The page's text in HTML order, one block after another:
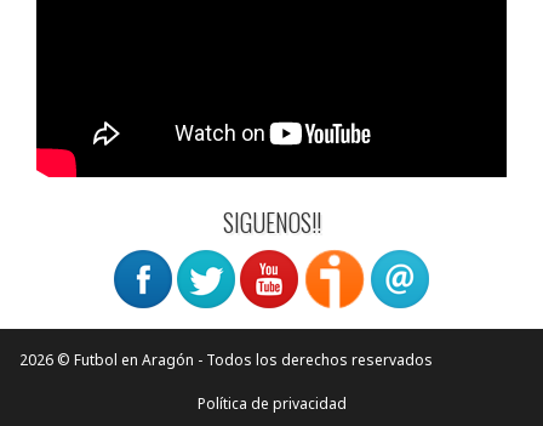
SIGUENOS!!
2026 © Futbol en Aragón - Todos los derechos reservados
Política de privacidad